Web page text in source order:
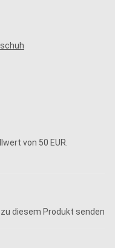
von 50 EUR.
diesem Produkt senden